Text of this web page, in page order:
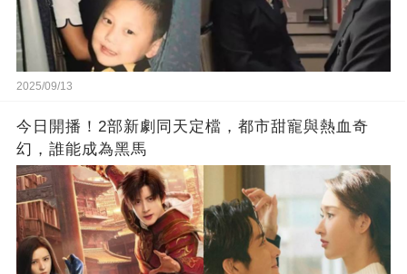
2025/09/13
今日開播！2部新劇同天定檔，都市甜寵與熱血奇
幻，誰能成為黑馬